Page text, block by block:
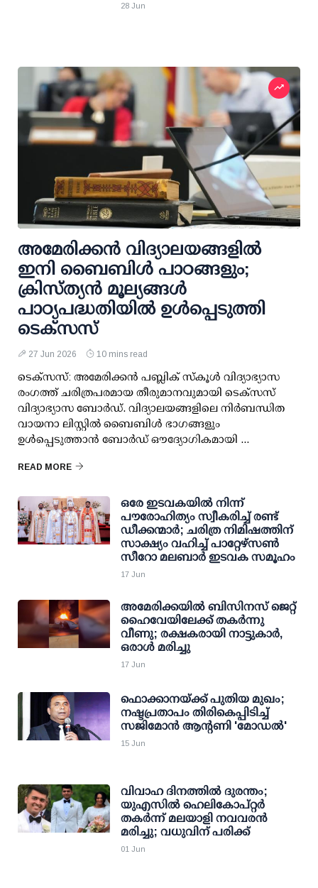
28 Jun
അമേരിക്കൻ വിദ്യാലയങ്ങളിൽ
ഇനി ബൈബിൾ പാഠങ്ങളും;
ക്രിസ്ത്യൻ മൂല്യങ്ങൾ
പാഠ്യപദ്ധതിയിൽ ഉൾപ്പെടുത്തി
ടെക്സസ്
27 Jun 2026 10 mins read
ടെക്സസ്: അമേരിക്കൻ പബ്ലിക് സ്കൂൾ വിദ്യാഭ്യാസ
രംഗത്ത് ചരിത്രപരമായ തീരുമാനവുമായി ടെക്സസ്
വിദ്യാഭ്യാസ ബോർഡ്. വിദ്യാലയങ്ങളിലെ നിർബന്ധിത
വായനാ ലിസ്റ്റിൽ ബൈബിൾ ഭാഗങ്ങളും
ഉൾപ്പെടുത്താൻ ബോർഡ് ഔദ്യോഗികമായി ...
READ MORE
ഒരേ ഇടവകയിൽ നിന്ന്
പൗരോഹിത്യം സ്വീകരിച്ച് രണ്ട്
ഡീക്കന്മാർ; ചരിത്ര നിമിഷത്തിന്
സാക്ഷ്യം വഹിച്ച് പാറ്റേഴ്‌സൺ
സീറോ മലബാർ ഇടവക സമൂഹം
17 Jun
അമേരിക്കയിൽ ബിസിനസ് ജെറ്റ്
ഹൈവേയിലേക്ക് തകർന്നു
വീണു; രക്ഷകരായി നാട്ടുകാർ,
ഒരാൾ മരിച്ചു
17 Jun
ഫൊക്കാനയ്ക്ക് പുതിയ മുഖം;
നഷ്ടപ്രതാപം തിരികെപ്പിടിച്ച്
സജിമോന്‍ ആന്റണി 'മോഡല്‍'
15 Jun
വിവാഹ ദിനത്തിൽ ദുരന്തം;
യുഎസിൽ ഹെലികോപ്റ്റർ
തകർന്ന് മലയാളി നവവരൻ
മരിച്ചു; വധുവിന് പരിക്ക്
01 Jun